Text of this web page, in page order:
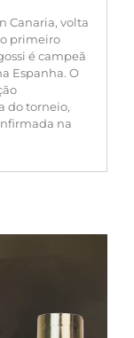
Canaria, volta
primeiro
é campeã
Espanha. O
do torneio,
na